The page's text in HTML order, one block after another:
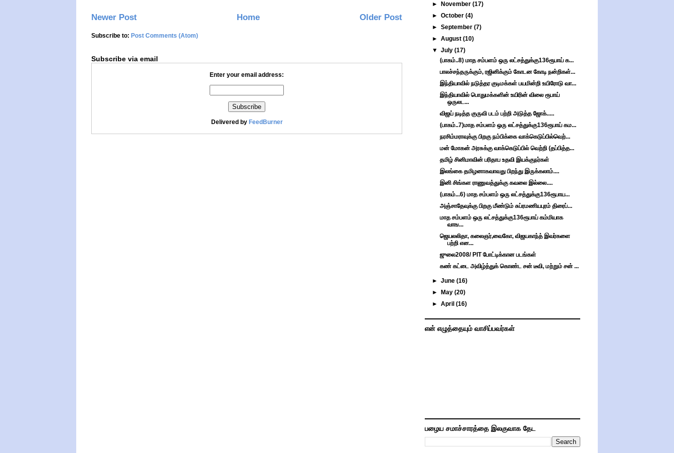
Newer Post Older Post
Home
Subscribe to: Post Comments (Atom)
Subscribe via email
Enter your email address:
Delivered by FeedBurner
►
November(17)
►October(4)
►September(7)
►August(10)
▼July(17)
(பாகம்..8) மாத சம்பளம் ஒரு லட்சத்துக்கு136ரூபாய் க...
பாலச்சந்தருக்கும், ரஜினிக்கும் கோடன கோடி நன்றிகள்...
இந்தியாவில் நடுத்தர குடிமக்கள் பயமின்றி உயிரோடு வா...
இந்தியாவில் பொதுமக்களின் உயிரின் விலை ரூபாய்
ஒருலட...
விஜய் நடித்த குருவி படம் பற்றி அடுத்த ஜோக்.....
(பாகம்..7)மாத சம்பளம் ஒரு லட்சத்துக்கு136ரூபாய் கம...
நரசிம்மராவுக்கு பிறகு நம்பிக்கை வாக்கெடுப்பில்வெற்...
மன் மோகன் அரசுக்கு வாக்கெடுப்பில் வெற்றி (தப்பித்த...
தமிழ் சினிமாவின் பரிதாப உதவி இயக்குநர்கள்
இலங்கை தமிழனாகவாவது பிறந்து இருக்கலாம்....
இனி சிங்கள ராணுவத்துக்கு கவலை இல்லை....
(பாகம்...6) மாத சம்பளம் ஒரு லட்சத்துக்கு136ரூபாய...
அஞ்சாதேவுக்கு பிறகு மீண்டும் சுப்ரமணியபுரம் திரைப்...
மாத சம்பளம் ஒரு லட்சத்துக்கு136ரூபாய் கம்மியாக
வாங...
ஜெயலலிதா, கலைஞர்,வைகோ, விஜயகாந்த் இவர்களை
பற்றி என...
ஜுலை2008/ PIT போட்டிக்கான படங்கள்
கண் கட்டை அவிழ்த்துக் கொண்ட சன் டீவி, மற்றும் சன் ...
►June(16)
►
May(20)
►April(16)
என் எழுத்தையும் வாசிப்பவர்கள்
பழைய சமாச்சாரத்தை இலகுவாக தேட